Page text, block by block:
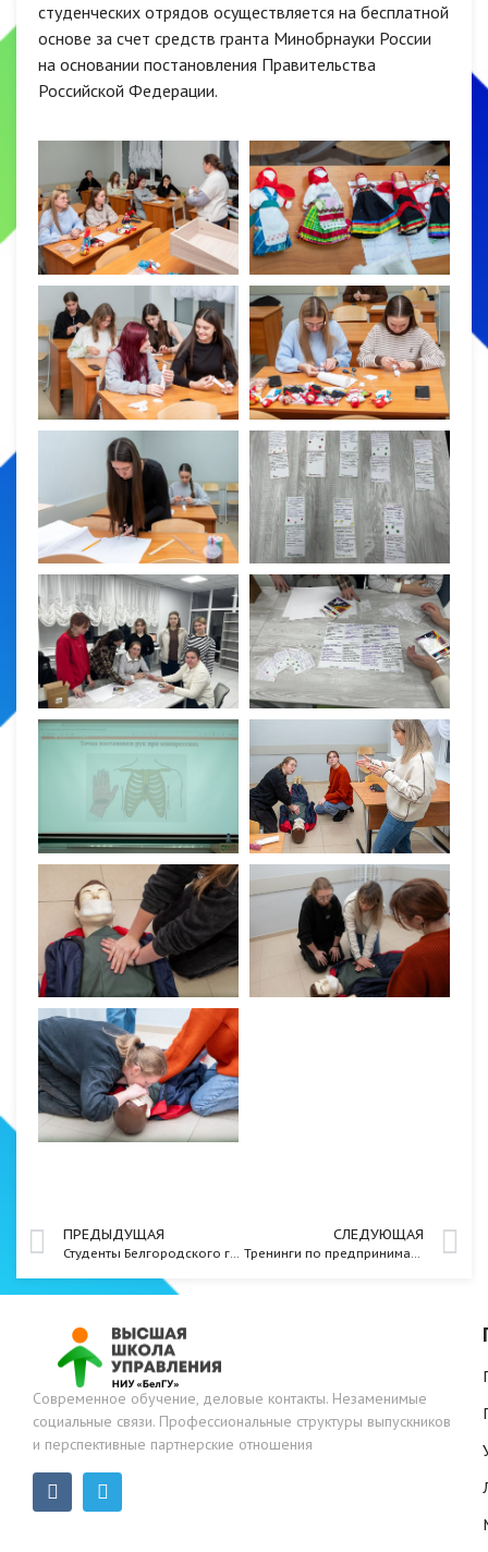
студенческих отрядов осуществляется на бесплатной
основе за счет средств гранта Минобрнауки России
на основании постановления Правительства
Российской Федерации.
ПРЕДЫДУЩАЯ
Студенты Белгородского госуниверситета продолжают осваивать новую профессию «Вожатый»
СЛЕДУЮЩАЯ
Тренинги по предпринимательству и шанс стать основателем инновационного бизнеса – уже в НИУ «БелГУ»
Современное обучение, деловые контакты. Незаменимые
социальные связи. Профессиональные структуры выпускников
и перспективные партнерские отношения